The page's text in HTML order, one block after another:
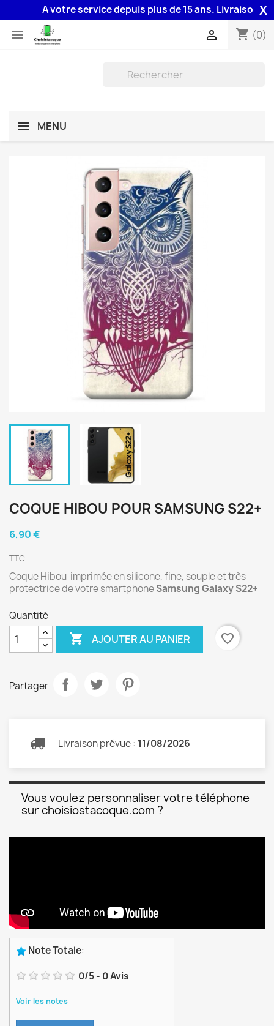
A votre service depuis plus de 15 ans. Livraison 48HX
 shopping_cart (0)

MENU
COQUE HIBOU POUR SAMSUNG S22+
6,90 €
TTC
Coque Hibou imprimée en silicone, fine, souple et très
protectrice de votre smartphoneSamsung Galaxy S22+
Quantité
 AJOUTER AU PANIER favorite_border
Partager
Livraison prévue : 11/08/2026
Vous voulez personnaliser votre téléphone
sur choisiostacoque.com ?
Note Totale:
0/5- 0Avis
Voir les notes